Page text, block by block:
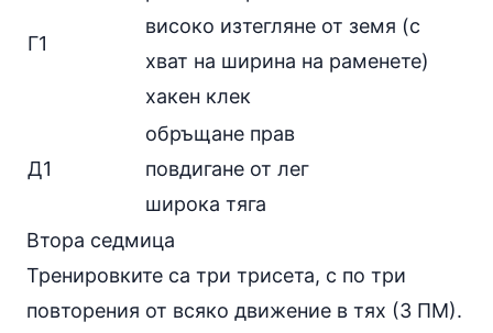
Г1
високо изтегляне от земя (с
хват на ширина на раменете)
хакен клек
Д1
обръщане прав
повдигане от лег
широка тяга
Втора седмица
Тренировките са три трисета, с по три
повторения от всяко движение в тях (3 ПМ).